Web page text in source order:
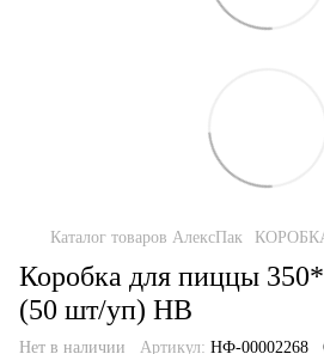
Каталог товаров АлексПак
Коробка для пиццы
(50 шт/уп) НВ
Нет в наличии Артикул: НФ-00002268